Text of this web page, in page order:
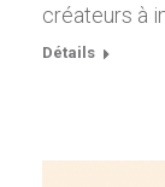
créateurs à
Détails